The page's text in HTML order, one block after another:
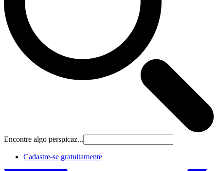
Encontre algo perspicaz...
Cadastre‐se gratuitamente